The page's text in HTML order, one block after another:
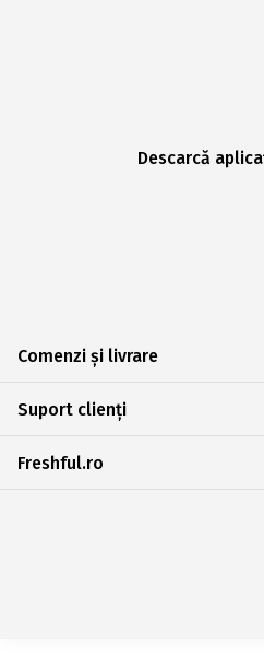
Descarcă
Comenzi și livrare
Suport clienți
Freshful.ro